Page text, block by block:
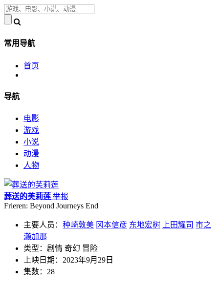
常用导航
首页
导航
电影
游戏
小说
动漫
人物
葬送的芙莉莲 举报
Frieren: Beyond Journeys End
主要人员： 种崎敦美 冈本信彦 东地宏树 上田耀司 市之
濑加那
类型：剧情 奇幻 冒险
上映日期：2023年9月29日
集数：28